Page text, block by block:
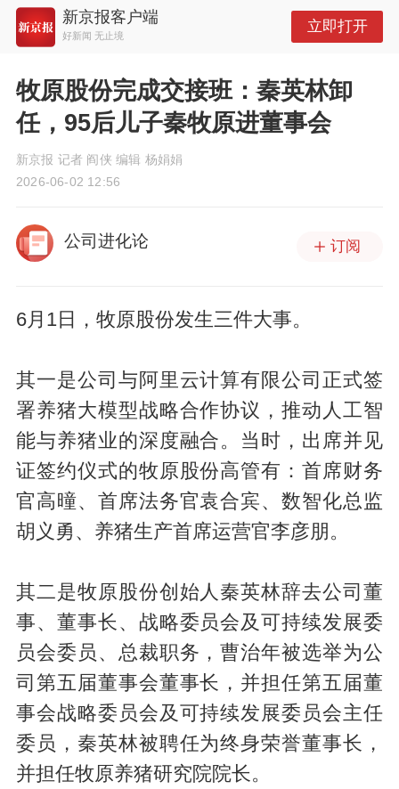
新京报客户端
好新闻 无止境
立即打开
牧原股份完成交接班：秦英林卸
任，95后儿子秦牧原进董事会
新京报 记者 阎侠 编辑 杨娟娟
2026-06-02 12:56
公司进化论 订阅
6月1日，牧原股份发生三件大事。
其一是公司与阿里云计算有限公司正式签
署养猪大模型战略合作协议，推动人工智
能与养猪业的深度融合。当时，出席并见
证签约仪式的牧原股份高管有：首席财务
官高曈、首席法务官袁合宾、数智化总监
胡义勇、养猪生产首席运营官李彦朋。
其二是牧原股份创始人秦英林辞去公司董
事、董事长、战略委员会及可持续发展委
员会委员、总裁职务，曹治年被选举为公
司第五届董事会董事长，并担任第五届董
事会战略委员会及可持续发展委员会主任
委员，秦英林被聘任为终身荣誉董事长，
并担任牧原养猪研究院院长。